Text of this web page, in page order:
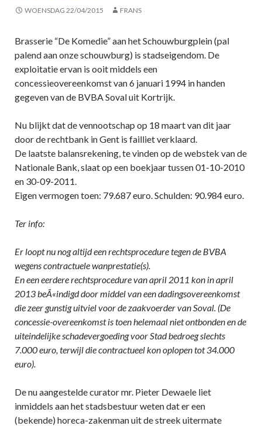
WOENSDAG 22/04/2015 FRANS
Brasserie “De Komedie” aan het Schouwburgplein (pal
palend aan onze schouwburg) is stadseigendom. De
exploitatie ervan is ooit middels een
concessieovereenkomst van 6 januari 1994 in handen
gegeven van de BVBA Soval uit Kortrijk.
Nu blijkt dat de vennootschap op 18 maart van dit jaar
door de rechtbank in Gent is failliet verklaard.
De laatste balansrekening, te vinden op de webstek van de
Nationale Bank, slaat op een boekjaar tussen 01-10-2010
en 30-09-2011.
Eigen vermogen toen: 79.687 euro. Schulden: 90.984 euro.
Ter info:
Er loopt nu nog altijd een rechtsprocedure tegen de BVBA
wegens contractuele wanprestatie(s).
En een eerdere rechtsprocedure van april 2011 kon in april
2013 beÃ«indigd door middel van een dadingsovereenkomst
die zeer gunstig uitviel voor de zaakvoerder van Soval. (De
concessie-overeenkomst is toen helemaal niet ontbonden en de
uiteindelijke schadevergoeding voor Stad bedroeg slechts
7.000 euro, terwijl die contractueel kon oplopen tot 34.000
euro).
De nu aangestelde curator mr. Pieter Dewaele liet
inmiddels aan het stadsbestuur weten dat er een
(bekende) horeca-zakenman uit de streek uitermate